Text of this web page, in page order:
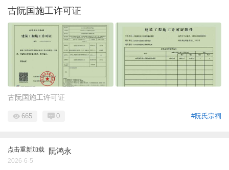
古阮国施工许可证
古阮国施工许可证
#阮氏宗祠
665 0
点击重新加载 阮鸿永
2026-6-5